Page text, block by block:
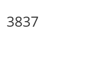
3837